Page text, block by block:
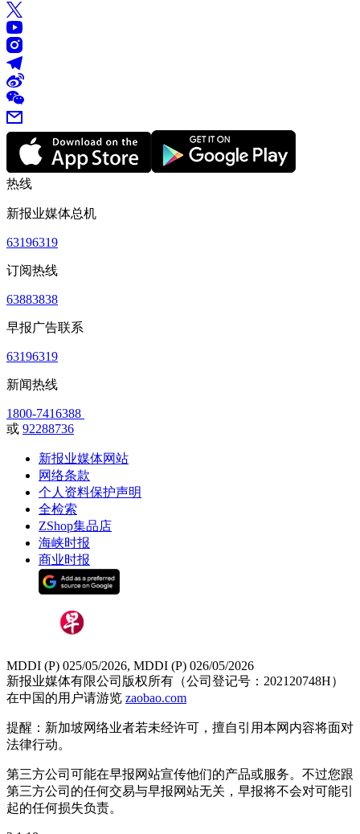
热线
新报业媒体总机
63196319
订阅热线
63883838
早报广告联系
63196319
新闻热线
1800-7416388
或 92288736
新报业媒体网站
网络条款
个人资料保护声明
全检索
ZShop集品店
海峡时报
商业时报
MDDI (P) 025/05/2026, MDDI (P) 026/05/2026
新报业媒体有限公司版权所有（公司登记号：202120748H）
在中国的用户请游览 zaobao.com
提醒：新加坡网络业者若未经许可，擅自引用本网内容将面对
法律行动。
第三方公司可能在早报网站宣传他们的产品或服务。不过您跟
第三方公司的任何交易与早报网站无关，早报将不会对可能引
起的任何损失负责。